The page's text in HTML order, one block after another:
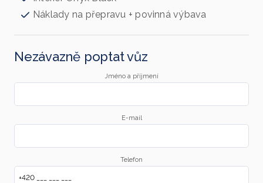
Náklady na přepravu + povinná výbava
Nezávazně poptat vůz
Jméno a příjmení
E-mail
Telefon